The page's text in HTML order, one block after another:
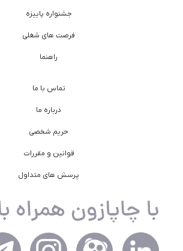
جشنواره پاییزه
فرصت های شغلی
راهنما
تماس با ما
درباره ما
حریم شخصی
قوانین و مقررات
پرسش های متداول